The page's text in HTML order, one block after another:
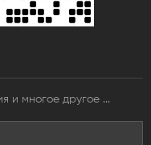
и многое другое ...